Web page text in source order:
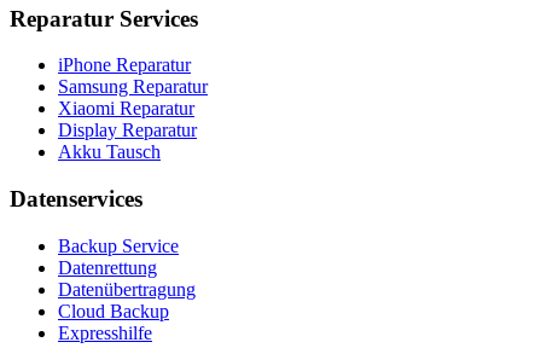
Reparatur Services
iPhone Reparatur
Samsung Reparatur
Xiaomi Reparatur
Display Reparatur
Akku Tausch
Datenservices
Backup Service
Datenrettung
Datenübertragung
Cloud Backup
Expresshilfe